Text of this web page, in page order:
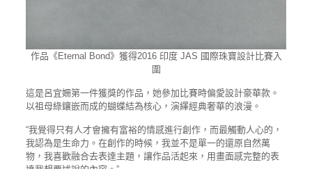
作品《Eternal Bond》獲得2016 印度 JAS 國際珠寶設計比賽入
圍
這是呂宜姍第一件獲獎的作品，她參加比賽時偏愛設計豪華款。
以祖母綠鑲嵌而成的蝴蝶結為核心，演繹經典奢華的浪漫。
“我覺得只有人才會擁有富裕的情感進行創作，而最觸動人心的，
我認為是生命力。在創作的時候，我並不是單一的還原自然萬
物，我喜歡融合去表達主題，讓作品活起來，用畫面感完整的表